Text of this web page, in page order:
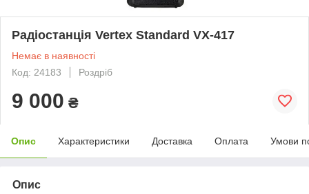
Радіостанція Vertex Standard VX-417
Немає в наявності
Код: 24183
Роздріб
9 000 ₴
Опис Характеристики Доставка Оплата Умови
Опис